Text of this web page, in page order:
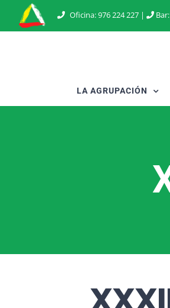
Oficina:976 224 227 |
LA AGRUPACIÓN